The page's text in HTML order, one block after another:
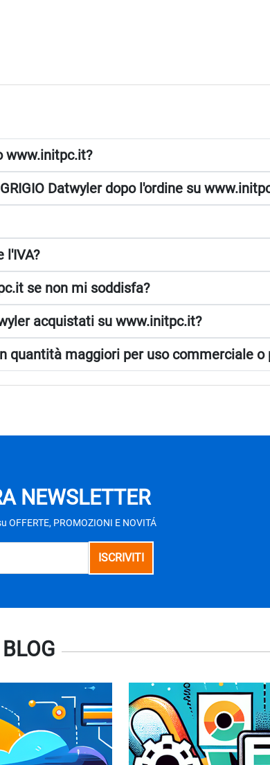
www.initpc.it?
Datwyler dopo l'ordine su
l'IVA?
se non mi soddisfa?
acquistati su www.initpc.it?
quantità maggiori per uso commerciale
NEWSLETTER
PROMOZIONI E NOVITÁ